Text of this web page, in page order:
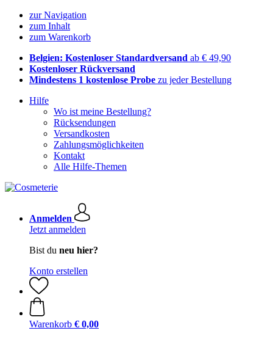
zur Navigation
zum Inhalt
zum Warenkorb
Belgien: Kostenloser Standardversand ab € 49,90
Kostenloser Rückversand
Mindestens 1 kostenlose Probe zu jeder Bestellung
Hilfe
Wo ist meine Bestellung?
Rücksendungen
Versandkosten
Zahlungsmöglichkeiten
Kontakt
Alle Hilfe-Themen
Anmelden
Jetzt anmelden
Bist du neu hier?
Konto erstellen
Warenkorb € 0,00